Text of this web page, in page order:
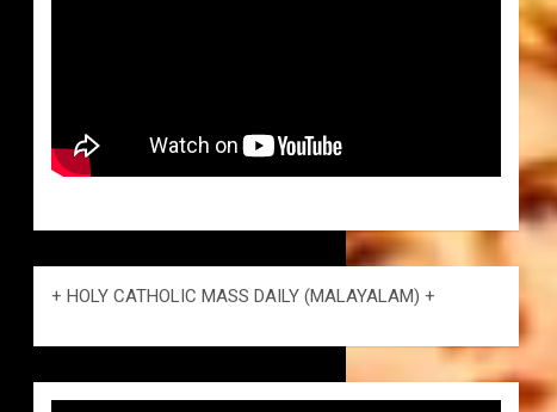
+ HOLY CATHOLIC MASS DAILY (MALAYALAM) +